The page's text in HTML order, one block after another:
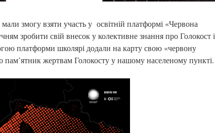
змогу взяти участь у освітній платформі «Червона
зробити свій внесок у колективне знання про Голокост і
платформи школярі додали на карту свою «червону
пам’ятник жертвам Голокосту у нашому населеному пункті.